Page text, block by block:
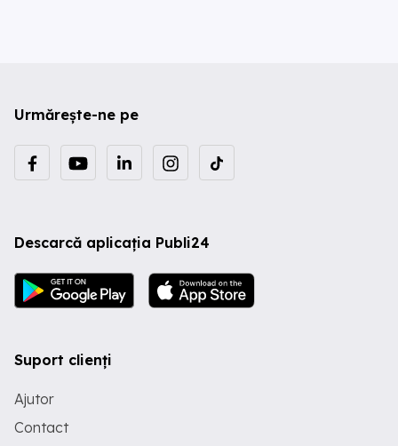
Urmărește-ne pe
Descarcă aplicația Publi24
Suport clienți
Ajutor
Contact